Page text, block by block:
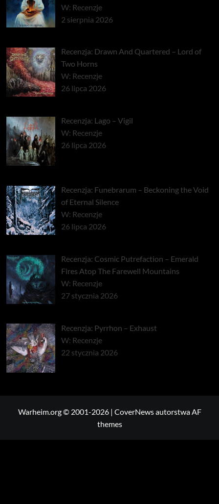
W: Recenzje
2 sierpnia 2026
Recenzja: Drawn And Quartered – Lord of
Two Horns
W: Recenzje
26 lipca 2026
Recenzja: Lago – Vigil
W: Recenzje
26 lipca 2026
Recenzja: Funebrarum – Beckoning the Void
of Eternal Silence
W: Recenzje
26 lipca 2026
Recenzja: Cosmic Putrefaction – Emerald
Fires Atop The Farewell Mountains
W: Recenzje
27 stycznia 2026
Recenzja: Pyrrhon – Exhaust
W: Recenzje
22 stycznia 2026
Warheim.org © 2001-2026 | CoverNewsautorstwa AF
themes